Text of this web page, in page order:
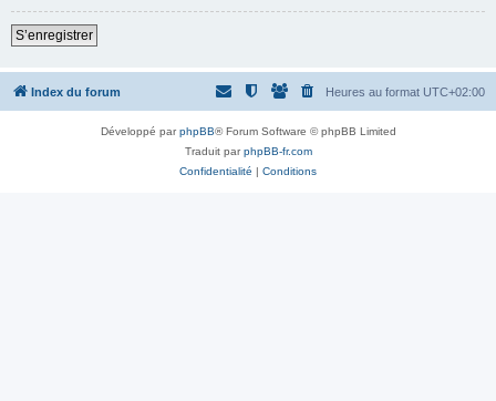
S’enregistrer
Index du forum Heures au format UTC+02:00
Développé parphpBB® Forum Software © phpBB Limited
Traduit parphpBB-fr.com
Confidentialité | Conditions